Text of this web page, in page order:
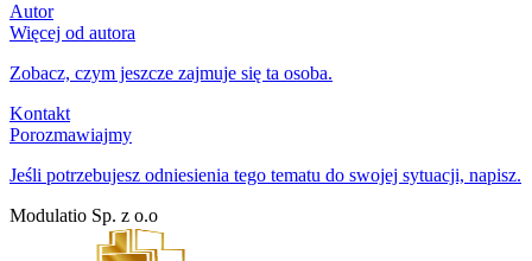
Autor
Więcej od autora
Zobacz, czym jeszcze zajmuje się ta osoba.
Kontakt
Porozmawiajmy
Jeśli potrzebujesz odniesienia tego tematu do swojej sytuacji, napisz.
Modulatio Sp. z o.o